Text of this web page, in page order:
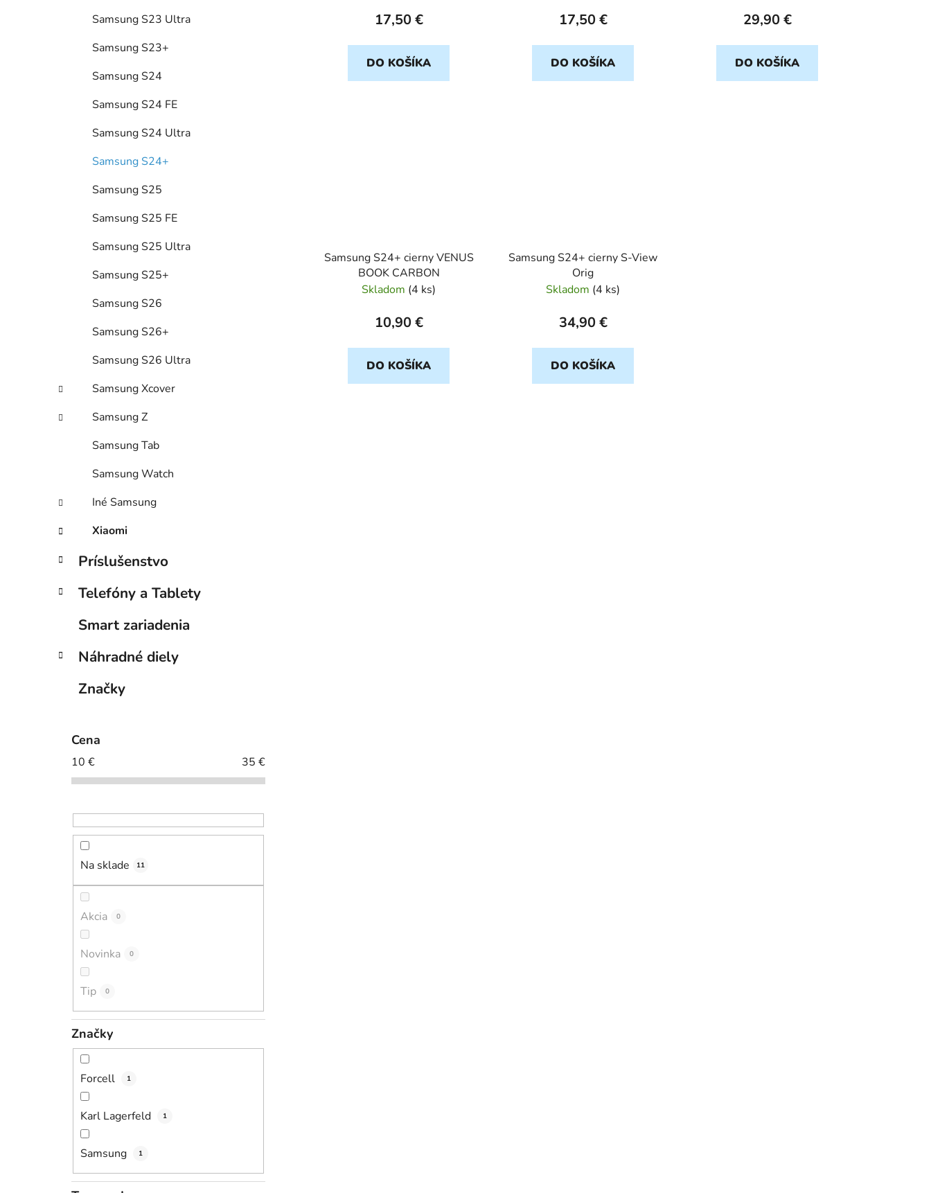
Samsung S23 Ultra
Samsung S23+
Samsung S24
Samsung S24 FE
Samsung S24 Ultra
Samsung S24+
Samsung S25
Samsung S25 FE
Samsung S25 Ultra
Samsung S25+
Samsung S26
Samsung S26+
Samsung S26 Ultra
Samsung Xcover
Samsung Z
Samsung Tab
Samsung Watch
Iné Samsung
Xiaomi
Príslušenstvo
Telefóny a Tablety
Smart zariadenia
Náhradné diely
Značky
Cena
10 € 35 €
Na sklade 11
Akcia 0
Novinka 0
Tip 0
Značky
Forcell 1
Karl Lagerfeld 1
Samsung 1
17,50 €
DO KOŠÍKA
17,50 €
DO KOŠÍKA
29,90 €
DO KOŠÍKA
Samsung S24+ cierny VENUS
BOOK CARBON
Skladom (4 ks)
10,90 €
DO KOŠÍKA
Samsung S24+ cierny S-View
Orig
Skladom (4 ks)
34,90 €
DO KOŠÍKA